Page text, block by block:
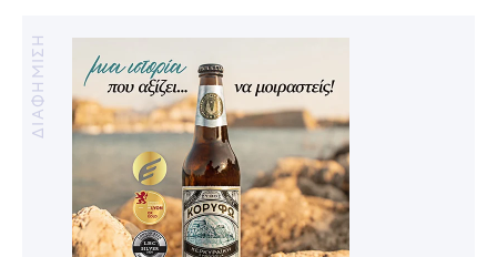
ΔΙΑΦΗΜΙΣΗ